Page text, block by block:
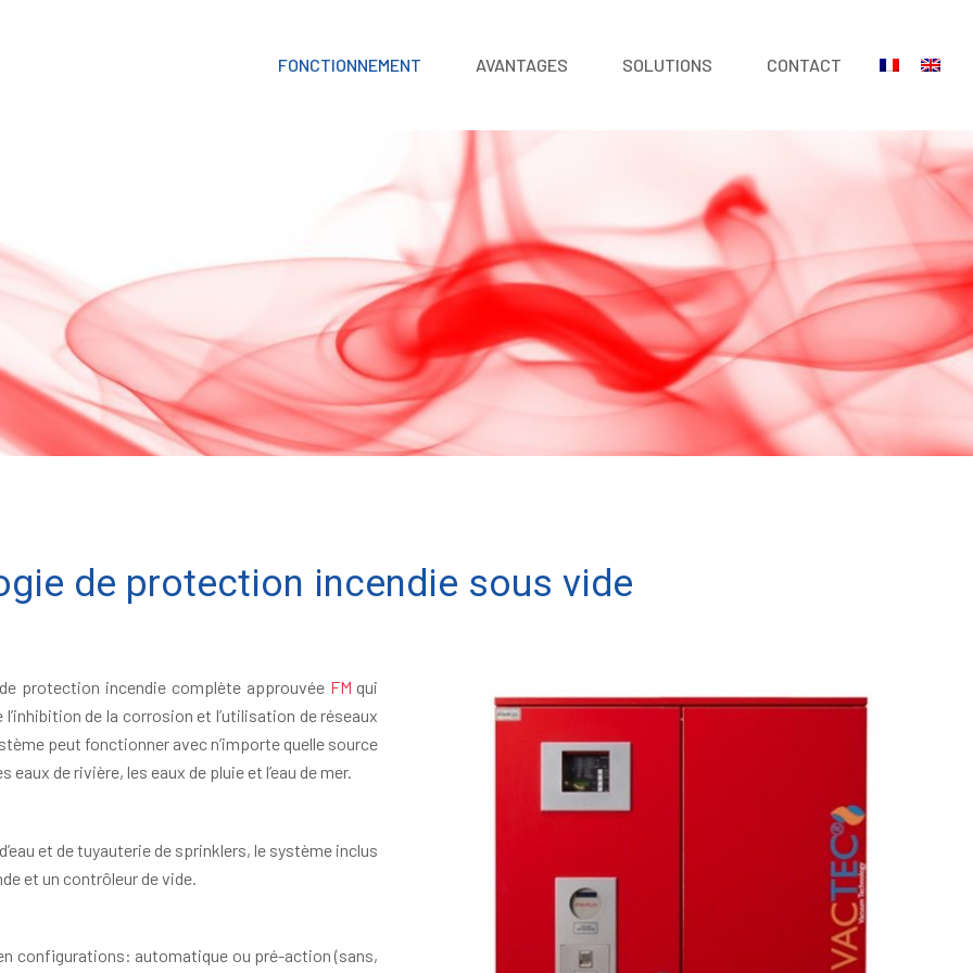
FONCTIONNEMENT AVANTAGES SOLUTIONS CONTACT
de protection incendie sous vide
protection incendie complète approuvée FM qui
de la corrosion et l’utilisation de réseaux
peut fonctionner avec n’importe quelle source
de rivière, les eaux de pluie et l’eau de mer.
et de tuyauterie de sprinklers, le système inclus
et un contrôleur de vide.
configurations: automatique ou pré-action (sans,